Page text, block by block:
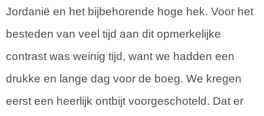
Jordanië en het bijbehorende hoge hek. Voor het
besteden van veel tijd aan dit opmerkelijke
contrast was weinig tijd, want we hadden een
drukke en lange dag voor de boeg. We kregen
eerst een heerlijk ontbijt voorgeschoteld. Dat er